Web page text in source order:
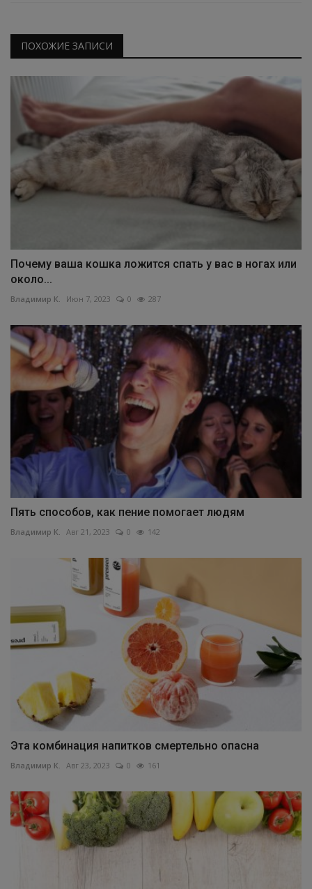
ПОХОЖИЕ ЗАПИСИ
Почему ваша кошка ложится спать у вас в ногах или
около...
Владимир К. Июн 7, 2023 0 287
Пять способов, как пение помогает людям
Владимир К. Авг 21, 2023 0 142
Эта комбинация напитков смертельно опасна
Владимир К. Авг 23, 2023 0 161